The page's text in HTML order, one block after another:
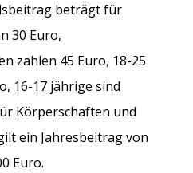
beträgt für
30 Euro,
zahlen 45 Euro, 18-25
16-17 jährige sind
Körperschaften und
ein Jahresbeitrag von
Euro.